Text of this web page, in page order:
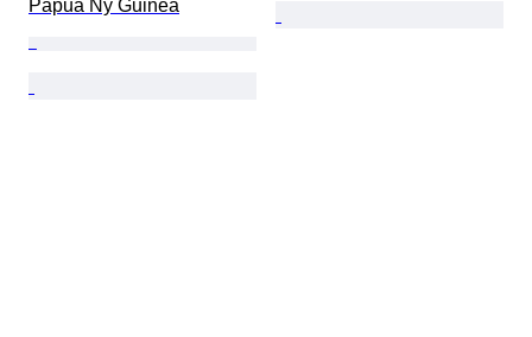
Papua Ny Guinea